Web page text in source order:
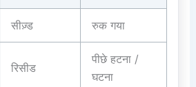
सीज़्ड रुक गया
रिसीड
पीछे हटना /
घटना